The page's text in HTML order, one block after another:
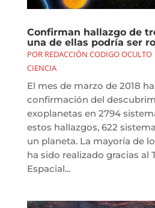
Confirman hallazgo de
una de ellas podría ser
POR REDACCIÓN CODIGO OCULTO
CIENCIA
El mes de marzo de 2018
confirmación del
exoplanetas en 2794
estos hallazgos, 622
un planeta. La mayoría de
ha sido realizado gracias al
Espacial...